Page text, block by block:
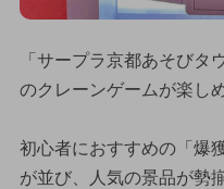
「サープラ京都あそびタ
のクレーンゲームが楽し
初心者におすすめの「爆
が並び、人気の景品が勢